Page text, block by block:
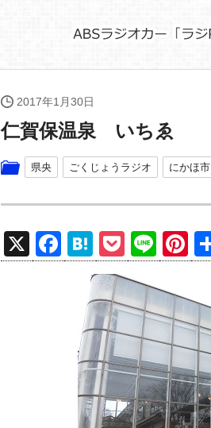
2017年1月30日
仁賀保温泉 いちゑ
県央 ごくじょうラジオ にかほ市
X
F
a
H
at
e
n
a
P
o
ck
et
Li
n
e
Pi
nt
er
e
st